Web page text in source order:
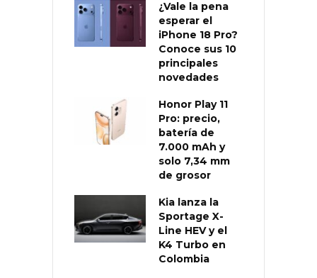
¿Vale la pena
esperar el
iPhone 18 Pro?
Conoce sus 10
principales
novedades
Honor Play 11
Pro: precio,
batería de
7.000 mAh y
solo 7,34 mm
de grosor
Kia lanza la
Sportage X-
Line HEV y el
K4 Turbo en
Colombia